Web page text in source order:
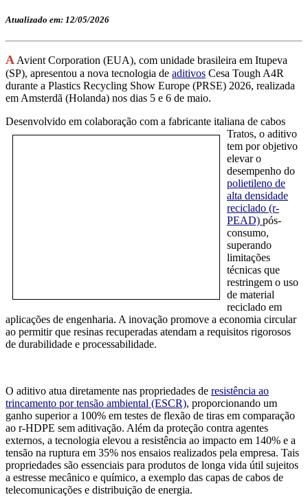
Atualizado em: 12/05/2026
AAvient Corporation (EUA), com unidade brasileira em Itupeva
(SP), apresentou a nova tecnologia de aditivos Cesa Tough A4R
durante a Plastics Recycling Show Europe (PRSE) 2026, realizada
em Amsterdã (Holanda) nos dias 5 e 6 de maio.
Desenvolvido em colaboração com a fabricante italiana de cabos
Tratos, o aditivo
tem por objetivo
elevar o
desempenho do
polietileno de
alta densidade
reciclado (r-
PEAD) pós-
consumo,
superando
limitações
técnicas que
restringem o uso
de material
reciclado em
aplicações de engenharia. A inovação promove a economia circular
ao permitir que resinas recuperadas atendam a requisitos rigorosos
de durabilidade e processabilidade.
O aditivo atua diretamente nas propriedades de resistência ao
trincamento por tensão ambiental (ESCR), proporcionando um
ganho superior a 100% em testes de flexão de tiras em comparação
ao r-HDPE sem aditivação. Além da proteção contra agentes
externos, a tecnologia elevou a resistência ao impacto em 140% e a
tensão na ruptura em 35% nos ensaios realizados pela empresa. Tais
propriedades são essenciais para produtos de longa vida útil sujeitos
a estresse mecânico e químico, a exemplo das capas de cabos de
telecomunicações e distribuição de energia.